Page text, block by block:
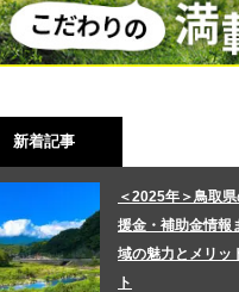
新着記事
＜2025年＞鳥取
援金・補助金情報
域の魅力とメリッ
ト